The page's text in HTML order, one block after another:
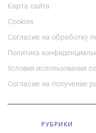
Карта сайта
Cookies
Согласие на обработку
Политика
Условия использования
Согласие на получение
РУБРИКИ